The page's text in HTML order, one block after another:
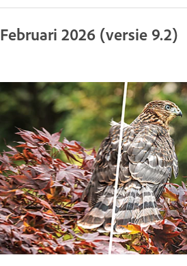
Februari 2026 (versie 9.2)